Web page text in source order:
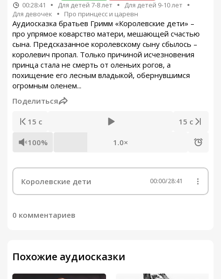
00:28:41 Для детей 7-8 лет
Для детей 9-10 лет
Для девочек
Про принцесс и царевн
Аудиосказка братьев Гримм «Королевские дети» –
про упрямое коварство матери, мешающей счастью
сына. Предсказанное королевскому сыну сбылось –
королевич пропал. Только причиной исчезновения
принца стала не смерть от оленьих рогов, а
похищение его лесным владыкой, обернувшимся
огромным оленем...
Поделиться
15 с 15 с
100% 1.0×
Королевские дети 00:00/28:41
0 комментариев
Похожие аудиосказки